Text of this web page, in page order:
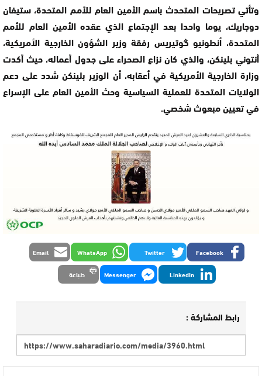
وتأتي تصريحات المتحدث باسم الأمين العام للأمم المتحدة، ستيفان
دوجاريك، يوما واحدا بعد الإجتماع الذي عقده الأمين العام للأمم
المتحدة، أنطونيو گوتيريس رفقة وزير الشؤون الخارجية الأمريكية،
أنتوني بلينكن، والذي كان نزاع الصحراء على جدول أعماله، حيث أكدت
وزارة الخارجية الأمريكية في أعقابه، أن الوزير بلينكن شدد على دعم
الولايات المتحدة للعملية السياسية وحث الأمين العام على الإسراع
في تعيين مبعوث شخصي.
Facebook
Twitter
WhatsApp
Email
LinkedIn
Messenger طباعة
رابط المشاركة :